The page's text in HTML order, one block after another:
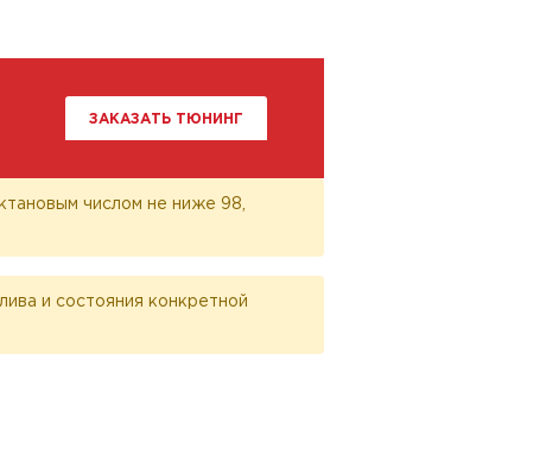
ЗАКАЗАТЬ ТЮНИНГ
числом не ниже 98,
и состояния конкретной